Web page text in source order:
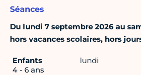
Séances
Du lundi 7 septembre 2026 au
hors vacances scolaires, hors
Enfants
4 - 6 ans
lundi